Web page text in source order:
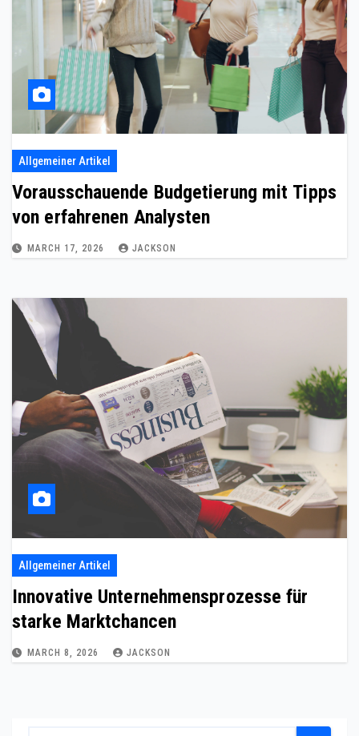
Allgemeiner Artikel
Vorausschauende Budgetierung mit Tipps
von erfahrenen Analysten
MARCH 17, 2026 JACKSON
Allgemeiner Artikel
Innovative Unternehmensprozesse für
starke Marktchancen
MARCH 8, 2026 JACKSON